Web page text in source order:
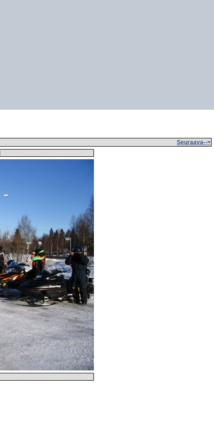
Seuraava-->